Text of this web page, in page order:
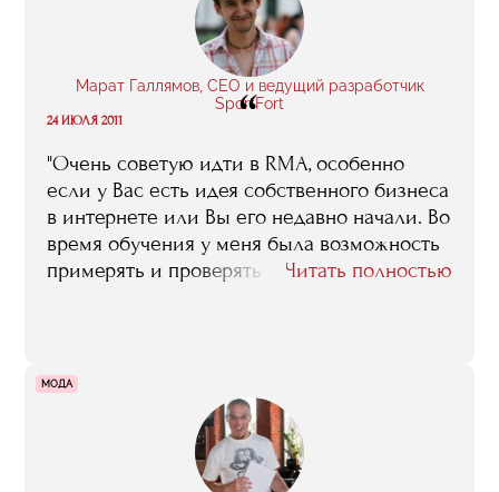
Марат Галлямов, CEO и ведущий разработчик
SportFort
“
24 ИЮЛЯ 2011
"Очень советую идти в RMA, особенно
если у Вас есть идея собственного бизнеса
в интернете или Вы его недавно начали. Во
время обучения у меня была возможность
примерять и проверять каждое
чувствую в себе силы как для развития
СпортФорта, так и для участия в
последующих интернет-проектах"
Читать полностью
МОДА